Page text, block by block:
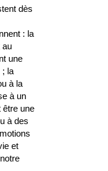
dès
: la
au
une
; la
à la
à un
être une
à des
et